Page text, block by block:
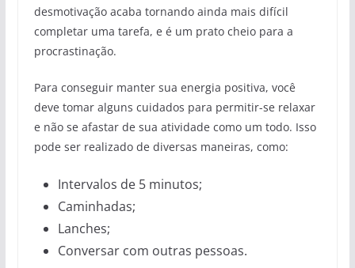
desmotivação acaba tornando ainda mais difícil
completar uma tarefa, e é um prato cheio para a
procrastinação.
Para conseguir manter sua energia positiva, você
deve tomar alguns cuidados para permitir-se relaxar
e não se afastar de sua atividade como um todo. Isso
pode ser realizado de diversas maneiras, como:
Intervalos de 5 minutos;
Caminhadas;
Lanches;
Conversar com outras pessoas.